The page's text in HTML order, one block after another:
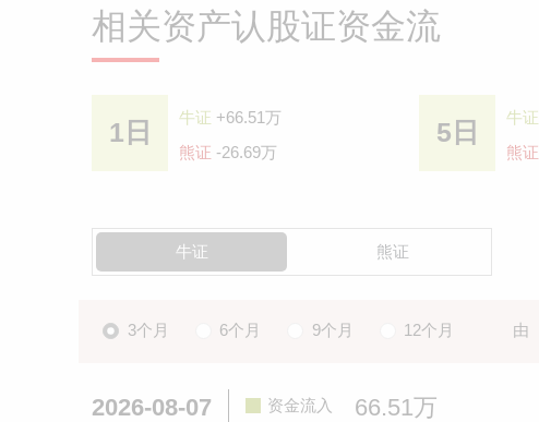
相关资产认股证资金流
1日 牛证 +66.51万
熊证 -26.69万
5日 牛证
熊证
牛证 熊证
3个月 6个月 9个月 12个月 由
2026-08-07 资金流入 66.51万